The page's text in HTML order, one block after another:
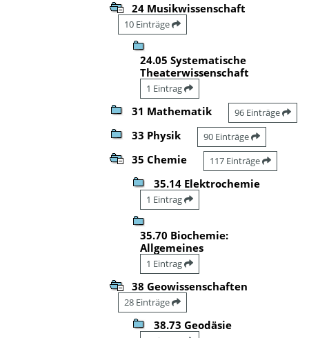
24 Musikwissenschaft
10 Einträge
24.05 Systematische
Theaterwissenschaft
1 Eintrag
31 Mathematik 96 Einträge
33 Physik 90 Einträge
35 Chemie 117 Einträge
35.14 Elektrochemie
1 Eintrag
35.70 Biochemie:
Allgemeines
1 Eintrag
38 Geowissenschaften
28 Einträge
38.73 Geodäsie